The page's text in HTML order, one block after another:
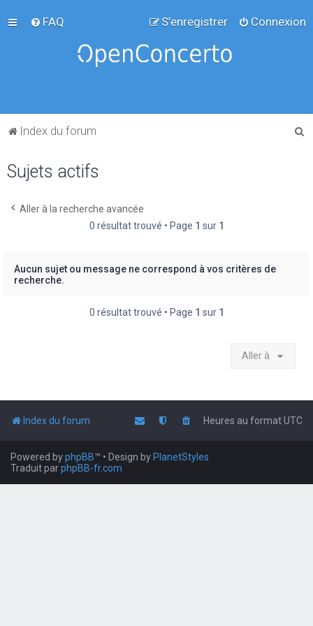
FAQ Connexion
S’enregistrer
Index du forum
Sujets actifs
Aller à la recherche avancée
0 résultat trouvé • Page 1 sur 1
Aucun sujet ou message ne correspond à vos critères de
recherche.
0 résultat trouvé • Page 1 sur 1
Aller à
Index du forum Heures au formatUTC
Powered byphpBB™ • Design by PlanetStyles
Traduit parphpBB-fr.com